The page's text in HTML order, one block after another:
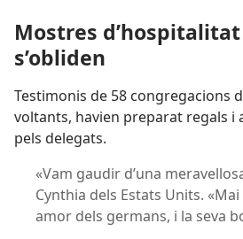
Mostres
s’obliden
Testimonis de 58 congregacions
voltants, havien preparat regals i
pels delegats.
«Vam gaudir d’una
Cynthia dels Estats Units.
amor dels germans, i la seva